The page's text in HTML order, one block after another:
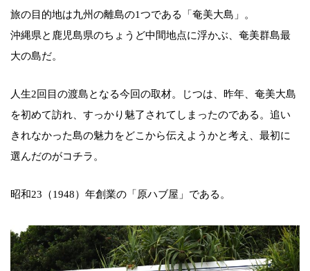
旅の目的地は九州の離島の1つである「奄美大島」。
沖縄県と鹿児島県のちょうど中間地点に浮かぶ、奄美群島最
大の島だ。
人生2回目の渡島となる今回の取材。じつは、昨年、奄美大島
を初めて訪れ、すっかり魅了されてしまったのである。追い
きれなかった島の魅力をどこから伝えようかと考え、最初に
選んだのがコチラ。
昭和23（1948）年創業の「原ハブ屋」である。